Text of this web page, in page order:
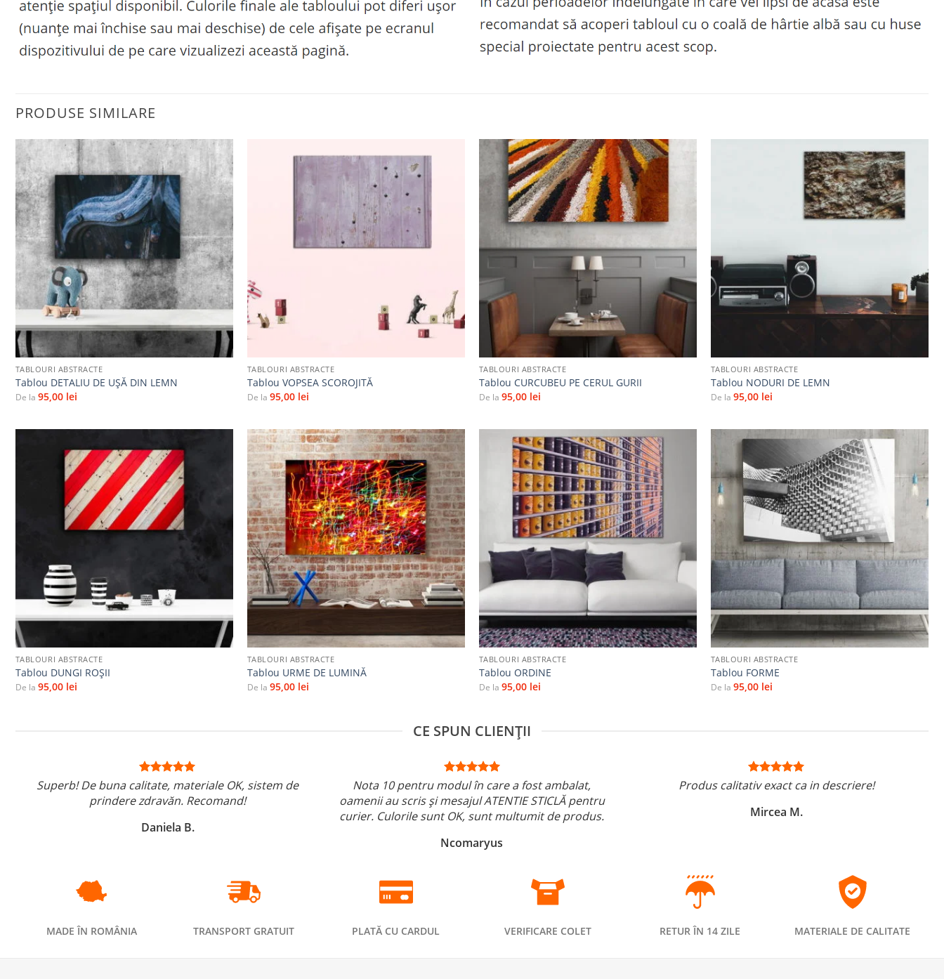
PRODUSE SIMILARE
Adaugă
favorite
+
TABLOURI ABSTRACTE
Tablou DETALIU DE UŞĂ DIN LEMN
De la 95,00 lei
TABLOURI ABSTRACTE
Tablou VOPSEA SCOROJITĂ
De la 95,00 lei
Adaugă
favorite
TABLOURI ABSTRACTE
Tablou CURCUBEU PE CERUL GURII
De la 95,00 lei
Adaugă
la
favorite
TABLOURI ABSTRACTE
Tablou NODURI DE LEMN
De la 95,00 lei
TABLOURI ABSTRACTE
Tablou DUNGI ROŞII
De la 95,00 lei
Adaugă
la
favorite
TABLOURI ABSTRACTE
Tablou URME DE LUMINĂ
De la 95,00 lei
Adaugă
favorite
+
TABLOURI ABSTRACTE
Tablou ORDINE
De la 95,00 lei
Adaugă
+
TABLOURI ABSTRACTE
Tablou FORME
De la 95,00 lei
CE SPUN CLIENȚII
Superb! De buna calitate, materiale OK, sistem de
prindere zdravăn. Recomand!
Daniela B.
Nota 10 pentru modul în care a fost ambalat,
oamenii au scris și mesajul ATENTIE STICLĂ pentru
curier. Culorile sunt OK, sunt multumit de produs.
Ncomaryus
Produs calitativ exact ca in descriere!
Mircea M.
MADE ÎN ROMÂNIA TRANSPORT GRATUIT PLATĂ CU CARDUL VERIFICARE COLET RETUR ÎN 14 ZILE MATERIALE DE CALITATE